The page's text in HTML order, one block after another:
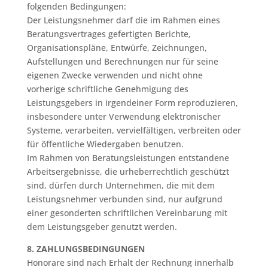
folgenden Bedingungen:
Der Leistungsnehmer darf die im Rahmen eines
Beratungsvertrages gefertigten Berichte,
Organisationspläne, Entwürfe, Zeichnungen,
Aufstellungen und Berechnungen nur für seine
eigenen Zwecke verwenden und nicht ohne
vorherige schriftliche Genehmigung des
Leistungsgebers in irgendeiner Form reproduzieren,
insbesondere unter Verwendung elektronischer
Systeme, verarbeiten, vervielfältigen, verbreiten oder
für öffentliche Wiedergaben benutzen.
Im Rahmen von Beratungsleistungen entstandene
Arbeitsergebnisse, die urheberrechtlich geschützt
sind, dürfen durch Unternehmen, die mit dem
Leistungsnehmer verbunden sind, nur aufgrund
einer gesonderten schriftlichen Vereinbarung mit
dem Leistungsgeber genutzt werden.
8. ZAHLUNGSBEDINGUNGEN
Honorare sind nach Erhalt der Rechnung innerhalb